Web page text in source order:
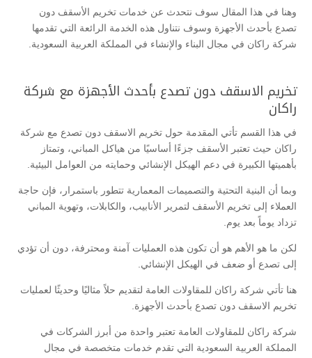
وهنا في هذا المقال سوف نتحدث عن خدمات تخريم الأسقف دون
تصدع بأحدث الأجهزة وسوف نتناول هذه الخدمة الرائعة التي تقدمها
شركة راكان في مجال البناء والإنشاء في المملكة العربية السعودية.
تخريم الاسقف دون تصدع بأحدث الأجهزة مع شركة
راكان
في هذا القسم تأتي المقدمة حول تخريم الاسقف دون تصدع مع شركة
راكان حيث تعتبر الأسقف جزءًا أساسيًا من هياكل المباني، وتمتاز
بأهميتها الكبيرة في دعم الهيكل الإنشائي وحمايته من العوامل البيئية.
وبما أن البنية التحتية والتصميمات المعمارية تتطور باستمرار، فإن حاجة
العملاء إلى تخريم الأسقف لتمرير الأنابيب، والكابلات، وتهوية المباني
تزداد يوماً بعد يوم.
لكن ما هو الأهم هو أن تكون هذه العمليات آمنة ومحترفة، دون أن تؤدي
إلى تصدع أو ضعف في الهيكل الإنشائي.
هنا تأتي شركة راكان للمقاولات العامة لتقديم حلاً مثاليًا وحديثًا لعمليات
تخريم الاسقف دون تصدع بأحدث الأجهزة.
شركة راكان للمقاولات العامة تعتبر واحدة من أبرز الشركات في
المملكة العربية السعودية التي تقدم خدمات متخصصة في مجال